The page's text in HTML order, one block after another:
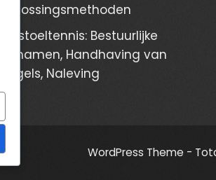
Oplossingsmethoden
Rolstoeltennis: Bestuurlijke
Lichamen, Handhaving van
Regels, Naleving
WordPress Theme -